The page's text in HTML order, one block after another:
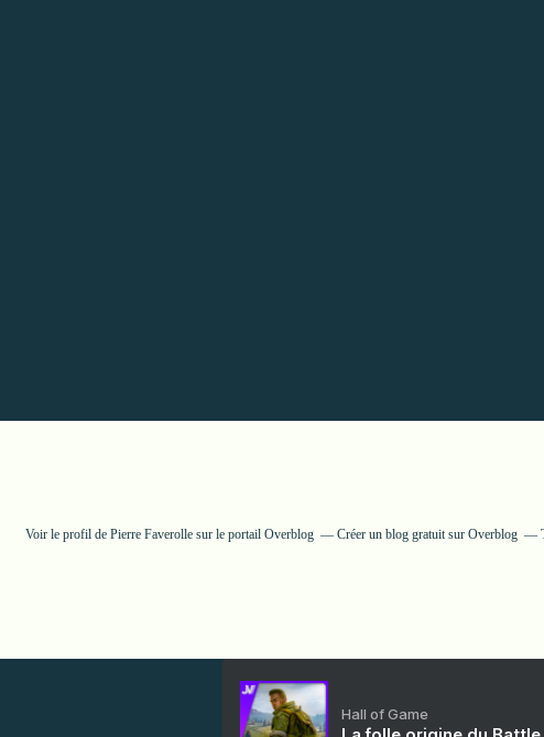
Voir le profil de Pierre Faverolle sur le portail Overblog Créer un blog gratuit sur Overblog
Hall of Game